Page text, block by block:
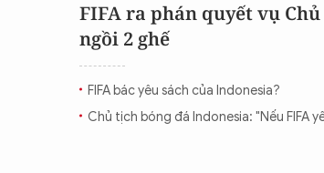
FIFA ra phán quyết vụ
ngồi 2 ghế
FIFA bác yêu sách của Indonesia?
Chủ tịch bóng đá Indonesia: "Nếu FIFA